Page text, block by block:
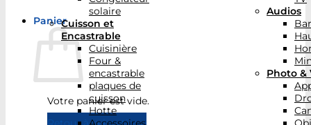
Panier
Votre panier est vide.
solaire
Cuisson et
Encastrable
Cuisinière
Four &
encastrable
plaques de
cuisson
Hotte
Audios
Photo &